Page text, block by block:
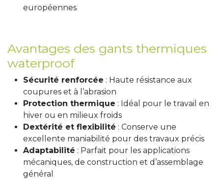
européennes
Avantages des gants thermiques
waterproof
Sécurité renforcée : Haute résistance aux
coupures et à l’abrasion
Protection thermique : Idéal pour le travail en
hiver ou en milieux froids
Dextérité et flexibilité : Conserve une
excellente maniabilité pour des travaux précis
Adaptabilité : Parfait pour les applications
mécaniques, de construction et d’assemblage
général